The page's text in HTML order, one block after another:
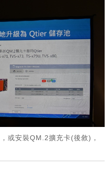
或安裝QM.2擴充卡(後敘)，